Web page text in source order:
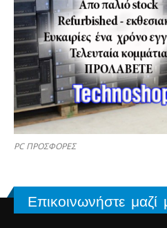
PC ΠΡΟΣΦΟΡΕΣ
Επικοινωνήστε μαζί